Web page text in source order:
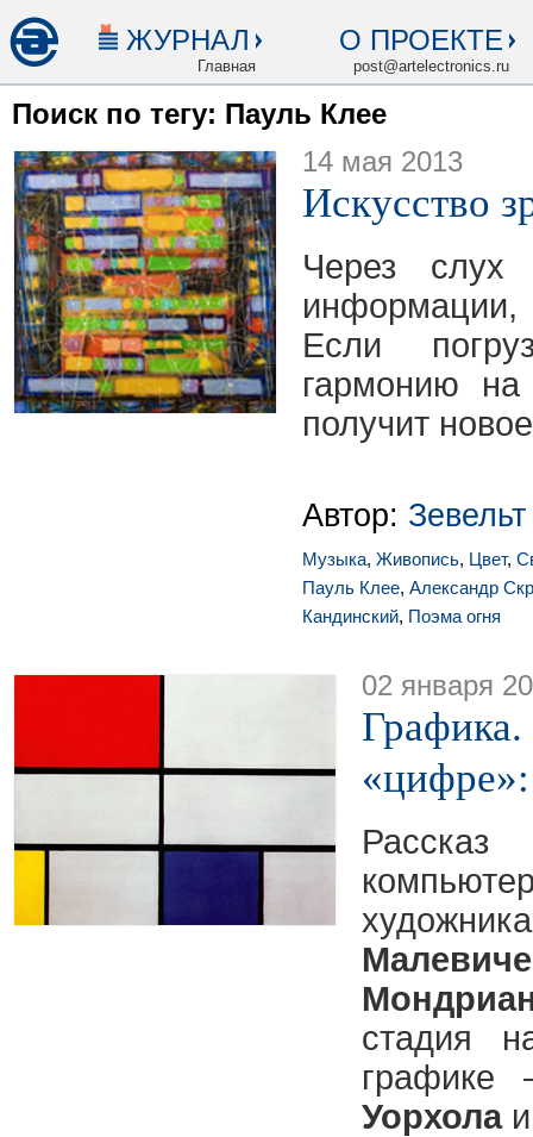
ЖУРНАЛ
Главная
О ПРОЕКТЕ
post@artelectronics.ru
Поиск по тегу: Пауль Клее
14 мая 2013
Искусство
Через
информации,
Если
гармонию на
получит
Автор:
Музыка, Живопись, Цвет,
Пауль Клее, Александр
Кандинский, Поэма огня
02 января
Малевиче
стадия
графике
Уорхола